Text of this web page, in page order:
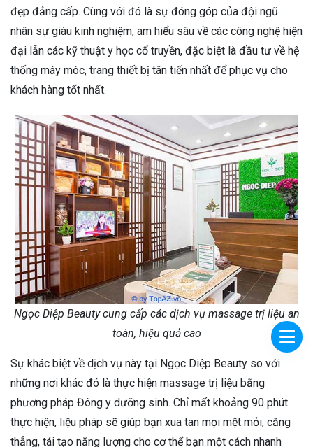
đẹp đẳng cấp. Cùng với đó là sự đóng góp của đội ngũ
nhân sự giàu kinh nghiệm, am hiểu sâu về các công nghệ hiện
đại lẫn các kỹ thuật y học cổ truyền, đặc biệt là đầu tư về hệ
thống máy móc, trang thiết bị tân tiến nhất để phục vụ cho
khách hàng tốt nhất.
Ngọc Diệp Beauty cung cấp các dịch vụ massage trị liệu an
toàn, hiệu quả cao
Sự khác biệt về dịch vụ này tại Ngọc Diệp Beauty so với
những nơi khác đó là thực hiện massage trị liệu bằng
phương pháp Đông y dưỡng sinh. Chỉ mất khoảng 90 phút
thực hiện, liệu pháp sẽ giúp bạn xua tan mọi mệt mỏi, căng
thẳng, tái tạo năng lượng cho cơ thể bạn một cách nhanh